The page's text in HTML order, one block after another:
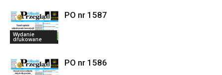
Wydanie
drukowane
PO nr 1587
PO nr 1586